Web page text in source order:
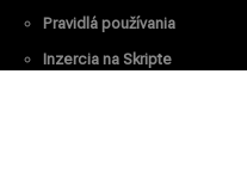
Pravidlá používania
Inzercia na Skripte